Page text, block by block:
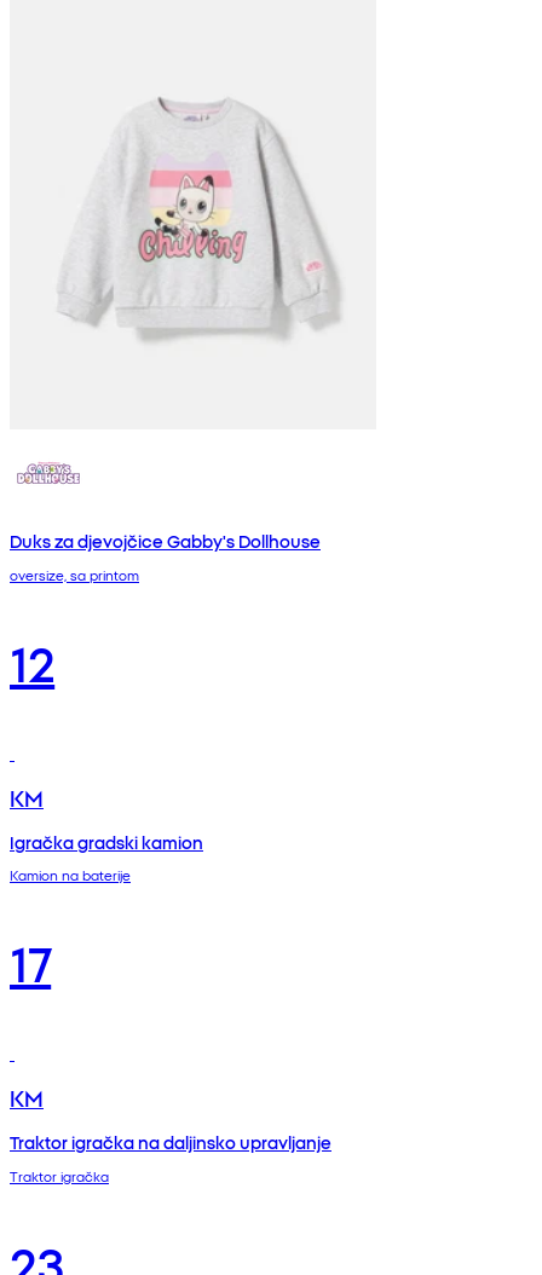
Duks za djevojčice Gabby's Dollhouse
oversize, sa printom
12
KM
Igračka gradski kamion
Kamion na baterije
17
KM
Traktor igračka na daljinsko upravljanje
Traktor igračka
23